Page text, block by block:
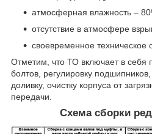
атмосферная влажность –
отсутствие в атмосфере
своевременное техническое
Отметим, что ТО включает в себя
болтов, регулировку
доливку, очистку корпуса от
передачи.
Схема сборки